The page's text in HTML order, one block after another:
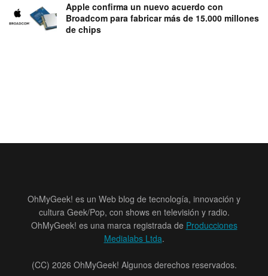
Apple confirma un nuevo acuerdo con
Broadcom para fabricar más de 15.000 millones
de chips
OhMyGeek! es un Web blog de tecnología, innovación y
cultura Geek/Pop, con shows en televisión y radio.
OhMyGeek! es una marca registrada de Producciones
Medialabs Ltda.
(CC) 2026 OhMyGeek! Algunos derechos reservados.